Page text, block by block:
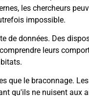
les chercheurs
impossible.
de données. Des
leurs
que le braconnage.
qu'ils ne nuisent aux